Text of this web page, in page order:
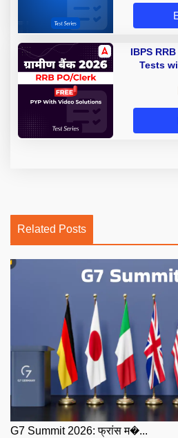
IBPS
Tests
Related Posts
G7 Summit 2026: फ्रांस म�...